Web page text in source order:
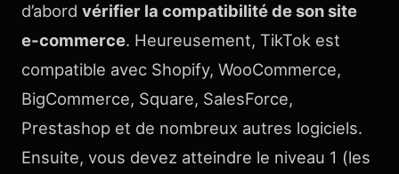
d’abord vérifier la compatibilité de son site
e-commerce. Heureusement, TikTok est
compatible avec Shopify, WooCommerce,
BigCommerce, Square, SalesForce,
Prestashop et de nombreux autres logiciels.
Ensuite, vous devez atteindre le niveau 1 (les